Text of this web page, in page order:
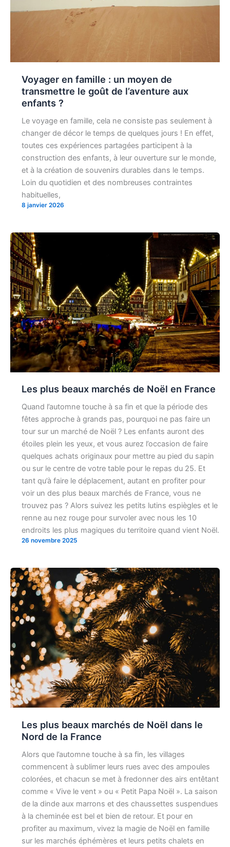
Voyager en famille : un moyen de
transmettre le goût de l’aventure aux
enfants ?
Le voyage en famille, cela ne consiste pas seulement à
changer de décor le temps de quelques jours ! En effet,
toutes ces expériences partagées participent à la
construction des enfants, à leur ouverture sur le monde,
et à la création de souvenirs durables dans le temps.
Loin du quotidien et des nombreuses contraintes
habituelles,
8 janvier 2026
Les plus beaux marchés de Noël en France
Quand l’automne touche à sa fin et que la période des
fêtes approche à grands pas, pourquoi ne pas faire un
tour sur un marché de Noël ? Les enfants auront des
étoiles plein les yeux, et vous aurez l’occasion de faire
quelques achats originaux pour mettre au pied du sapin
ou sur le centre de votre table pour le repas du 25. Et
tant qu’à faire le déplacement, autant en profiter pour
voir un des plus beaux marchés de France, vous ne
trouvez pas ? Alors suivez les petits lutins espiègles et le
renne au nez rouge pour survoler avec nous les 10
endroits les plus magiques du territoire quand vient Noël.
26 novembre 2025
Les plus beaux marchés de Noël dans le
Nord de la France
Alors que l’automne touche à sa fin, les villages
commencent à sublimer leurs rues avec des ampoules
colorées, et chacun se met à fredonner des airs entêtant
comme « Vive le vent » ou « Petit Papa Noël ». La saison
de la dinde aux marrons et des chaussettes suspendues
à la cheminée est bel et bien de retour. Et pour en
profiter au maximum, vivez la magie de Noël en famille
sur les marchés éphémères et leurs petits chalets en